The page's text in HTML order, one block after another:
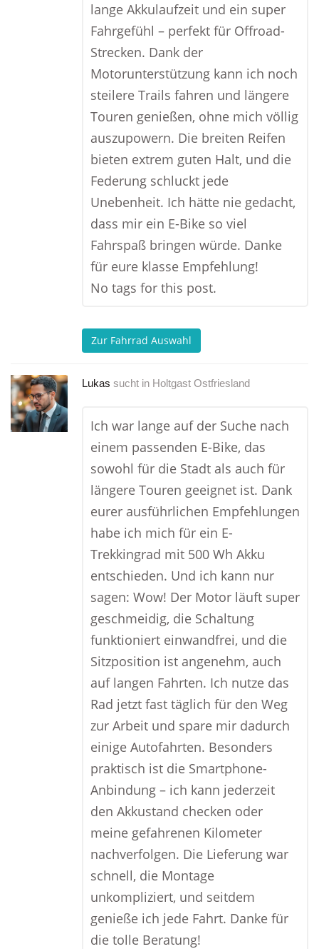
lange Akkulaufzeit und ein super
Fahrgefühl – perfekt für Offroad-
Strecken. Dank der
Motorunterstützung kann ich noch
steilere Trails fahren und längere
Touren genießen, ohne mich völlig
auszupowern. Die breiten Reifen
bieten extrem guten Halt, und die
Federung schluckt jede
Unebenheit. Ich hätte nie gedacht,
dass mir ein E-Bike so viel
Fahrspaß bringen würde. Danke
für eure klasse Empfehlung!
No tags for this post.
Zur Fahrrad Auswahl
Lukas sucht in Holtgast Ostfriesland
Ich war lange auf der Suche nach
einem passenden E-Bike, das
sowohl für die Stadt als auch für
längere Touren geeignet ist. Dank
eurer ausführlichen Empfehlungen
habe ich mich für ein E-
Trekkingrad mit 500 Wh Akku
entschieden. Und ich kann nur
sagen: Wow! Der Motor läuft super
geschmeidig, die Schaltung
funktioniert einwandfrei, und die
Sitzposition ist angenehm, auch
auf langen Fahrten. Ich nutze das
Rad jetzt fast täglich für den Weg
zur Arbeit und spare mir dadurch
einige Autofahrten. Besonders
praktisch ist die Smartphone-
Anbindung – ich kann jederzeit
den Akkustand checken oder
meine gefahrenen Kilometer
nachverfolgen. Die Lieferung war
schnell, die Montage
unkompliziert, und seitdem
genieße ich jede Fahrt. Danke für
die tolle Beratung!